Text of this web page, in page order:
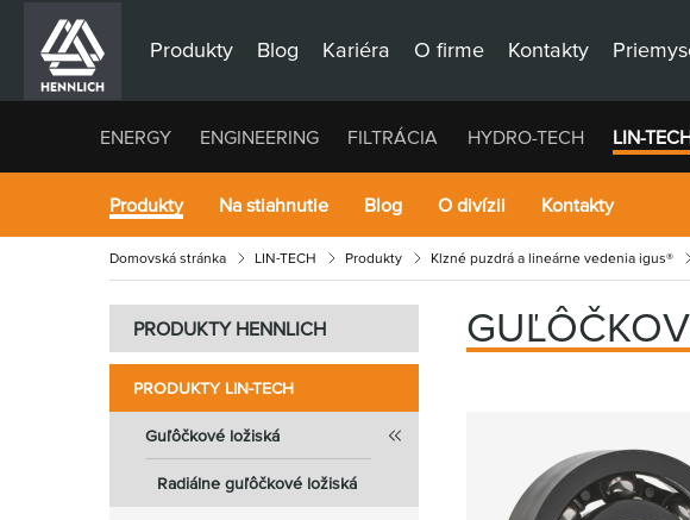
Produkty Blog Kariéra O firme Kontakty
ENERGY ENGINEERING FILTRÁCIA HYDRO-TECH LIN-
Produkty Na stiahnutie Blog O divízii Kontakty
Domovská stránka LIN-TECH Produkty Klzné puzdrá a lineárne vedenia igus®
PRODUKTY HENNLICH
PRODUKTY LIN-TECH
Guľôčkové ložiská
Radiálne guľôčkové ložiská